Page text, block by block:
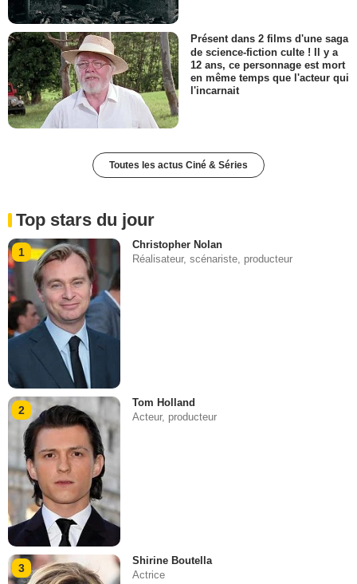
Présent dans 2 films d'une saga
de science-fiction culte ! Il y a
12 ans, ce personnage est mort
en même temps que l'acteur qui
l'incarnait
Toutes les actus Ciné & Séries
Top stars du jour
1
Christopher Nolan
Réalisateur, scénariste, producteur
2
Tom Holland
Acteur, producteur
3
Shirine Boutella
Actrice